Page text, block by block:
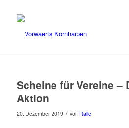
Scheine für Vereine –
Aktion
20. Dezember 2019 / von Ralle